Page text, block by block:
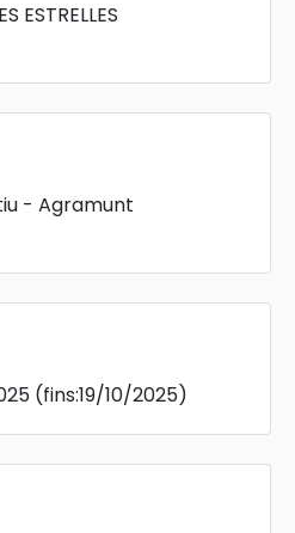
ESTRELLES
- Agramunt
(fins:19/10/2025)